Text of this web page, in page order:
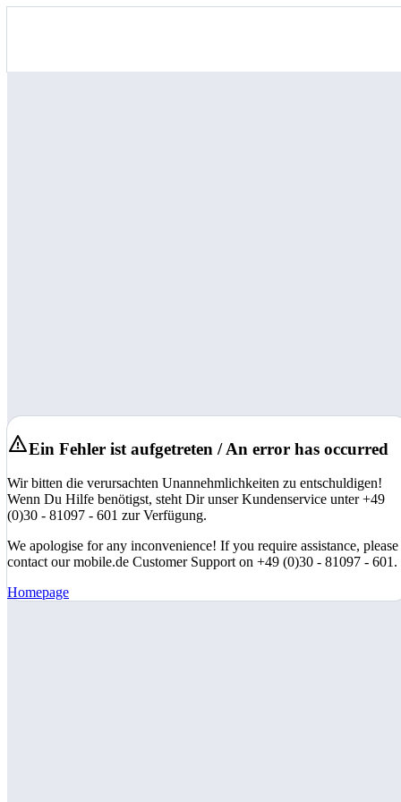
Ein Fehler ist aufgetreten / An error has occurred
Wir bitten die verursachten Unannehmlichkeiten zu entschuldigen!
Wenn Du Hilfe benötigst, steht Dir unser Kundenservice unter +49
(0)30 - 81097 - 601 zur Verfügung.
We apologise for any inconvenience! If you require assistance, please
contact our mobile.de Customer Support on +49 (0)30 - 81097 - 601.
Homepage